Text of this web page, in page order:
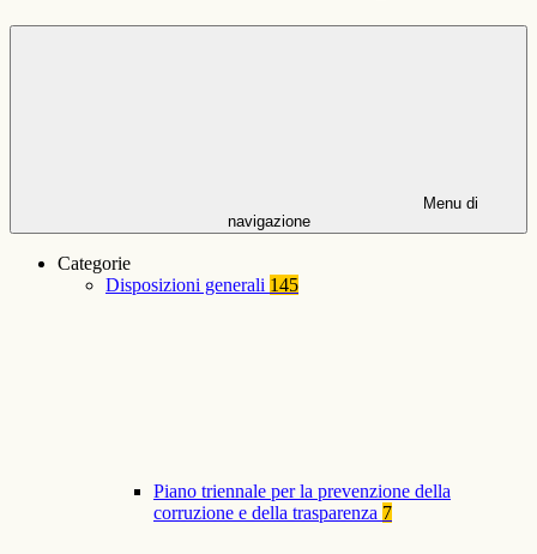
Menu di
navigazione
Categorie
Disposizioni generali 145
Piano triennale per la prevenzione della
corruzione e della trasparenza 7